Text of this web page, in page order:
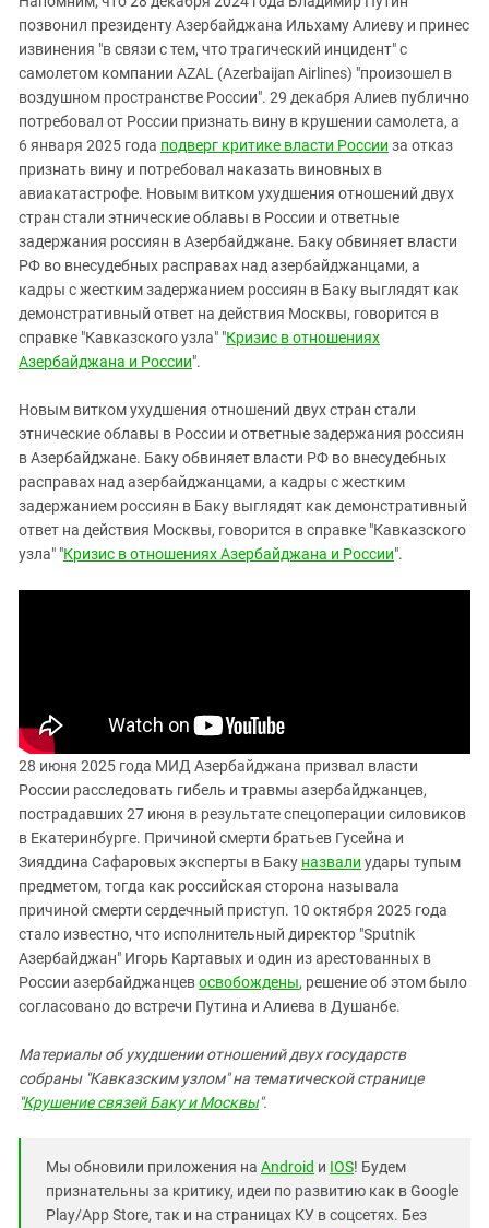
позвонил президенту Азербайджана Ильхаму Алиеву и принес
извинения "в связи с тем, что трагический инцидент" с
самолетом компании AZAL (Azerbaijan Airlines) "произошел в
воздушном пространстве России". 29 декабря Алиев публично
потребовал от России признать вину в крушении самолета, а
6 января 2025 года подверг критике власти России за отказ
признать вину и потребовал наказать виновных в
авиакатастрофе. Новым витком ухудшения отношений двух
стран стали этнические облавы в России и ответные
задержания россиян в Азербайджане. Баку обвиняет власти
РФ во внесудебных расправах над азербайджанцами, а
кадры с жестким задержанием россиян в Баку выглядят как
демонстративный ответ на действия Москвы, говорится в
справке "Кавказского узла" "Кризис в отношениях
Азербайджана и России".
Новым витком ухудшения отношений двух стран стали
этнические облавы в России и ответные задержания россиян
в Азербайджане. Баку обвиняет власти РФ во внесудебных
расправах над азербайджанцами, а кадры с жестким
задержанием россиян в Баку выглядят как демонстративный
ответ на действия Москвы, говорится в справке "Кавказского
узла" "Кризис в отношениях Азербайджана и России".
28 июня 2025 года МИД Азербайджана призвал власти
России расследовать гибель и травмы азербайджанцев,
пострадавших 27 июня в результате спецоперации силовиков
в Екатеринбурге. Причиной смерти братьев Гусейна и
Зияддина Сафаровых эксперты в Баку назвали удары тупым
предметом, тогда как российская сторона называла
причиной смерти сердечный приступ. 10 октября 2025 года
стало известно, что исполнительный директор "Sputnik
Азербайджан" Игорь Картавых и один из арестованных в
России азербайджанцевосвобождены, решение об этом было
согласовано до встречи Путина и Алиева в Душанбе.
Материалы об ухудшении отношений двух государств
собраны "Кавказским узлом" на тематической странице
"Крушение связей Баку и Москвы".
Мы обновили приложения на Android и IOS! Будем
признательны за критику, идеи по развитию как в Google
Play/App Store, так и на страницах КУ в соцсетях. Без